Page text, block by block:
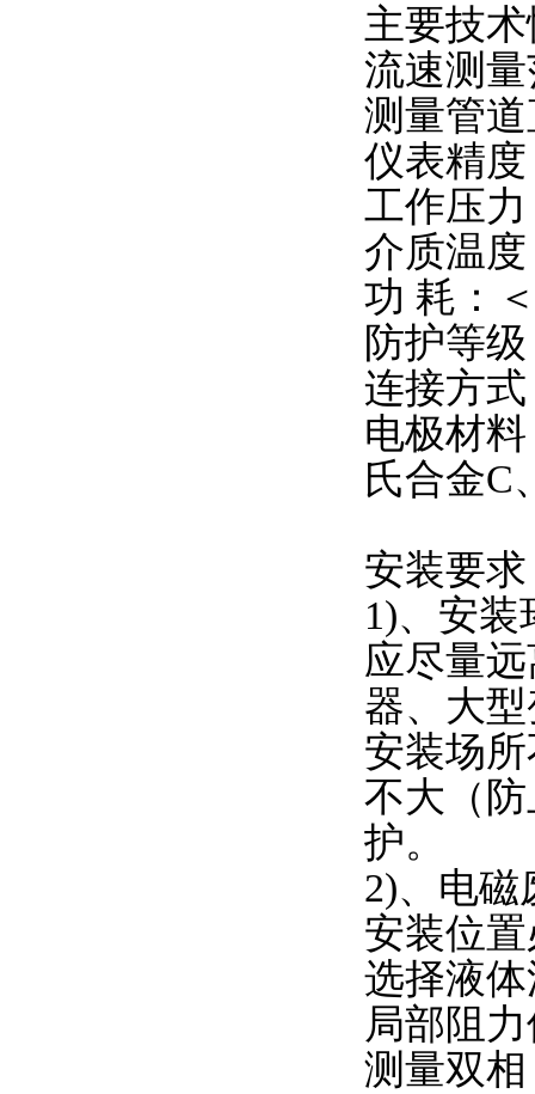
主要技
流速测
测量管
仪表精
工作压
介质温
功 耗：
防护等
连接方
电极材
氏合金C
安装要
1)、安
应尽量
器、大
安装场
不大（
护。
2)、电磁
安装位
选择液
局部阻
测量双